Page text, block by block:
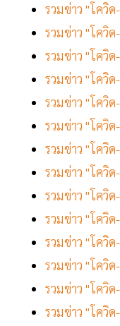
รวมข่าว "โควิ
รวมข่าว "โควิ
รวมข่าว "โควิ
รวมข่าว "โควิ
รวมข่าว "โควิ
รวมข่าว "โควิ
รวมข่าว "โควิ
รวมข่าว "โควิ
รวมข่าว "โควิ
รวมข่าว "โควิ
รวมข่าว "โควิ
รวมข่าว "โควิ
รวมข่าว "โควิ
รวมข่าว "โควิ